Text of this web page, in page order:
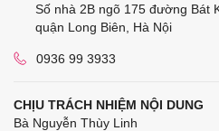
Số nhà 2B ngõ 175 đường Bát
quận Long Biên, Hà Nội
0936 99 3933
CHỊU TRÁCH NHIỆM NỘI DUNG
Bà Nguyễn Thùy Linh